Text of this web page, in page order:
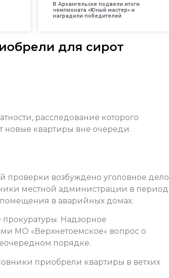
В Архангельске подвели итоги
чемпионата «Юный мастер» и
наградили победителей
для сирот
расследование которого
новые квартиры вне очереди.
проверки возбуждено уголовное дело
местной администрации в период
в аварийных домах.
прокуратуры. Надзорное
МО «Верхнетоемское» вопрос о
порядке.
приобрели квартиры в ветхих